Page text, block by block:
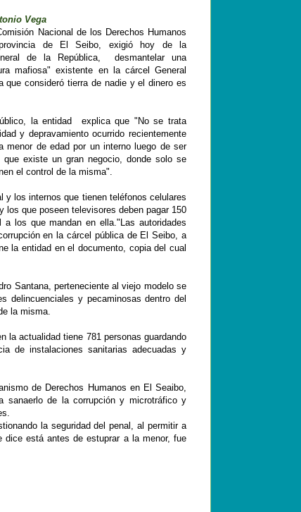
Vega
Nacional de los Derechos Humanos
de El Seibo, exigió hoy de la
de la República, desmantelar una
mafiosa" existente en la cárcel General
que consideró tierra de nadie y el dinero es
la entidad explica que "No se trata
y depravamiento ocurrido recientemente
menor de edad por un interno luego de ser
que existe un gran negocio, donde solo se
el control de la misma".
los internos que tienen teléfonos celulares
los que poseen televisores deben pagar 150
a los que mandan en ella."Las autoridades
en la cárcel pública de El Seibo, a
la entidad en el documento, copia del cual
Santana, perteneciente al viejo modelo se
delincuenciales y pecaminosas dentro del
la misma.
la actualidad tiene 781 personas guardando
de instalaciones sanitarias adecuadas y
de Derechos Humanos en El Seaibo,
sanaerlo de la corrupción y microtráfico y
la seguridad del penal, al permitir a
está antes de estuprar a la menor, fue